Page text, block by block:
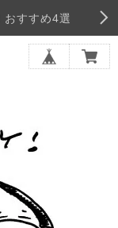
おすすめ4選